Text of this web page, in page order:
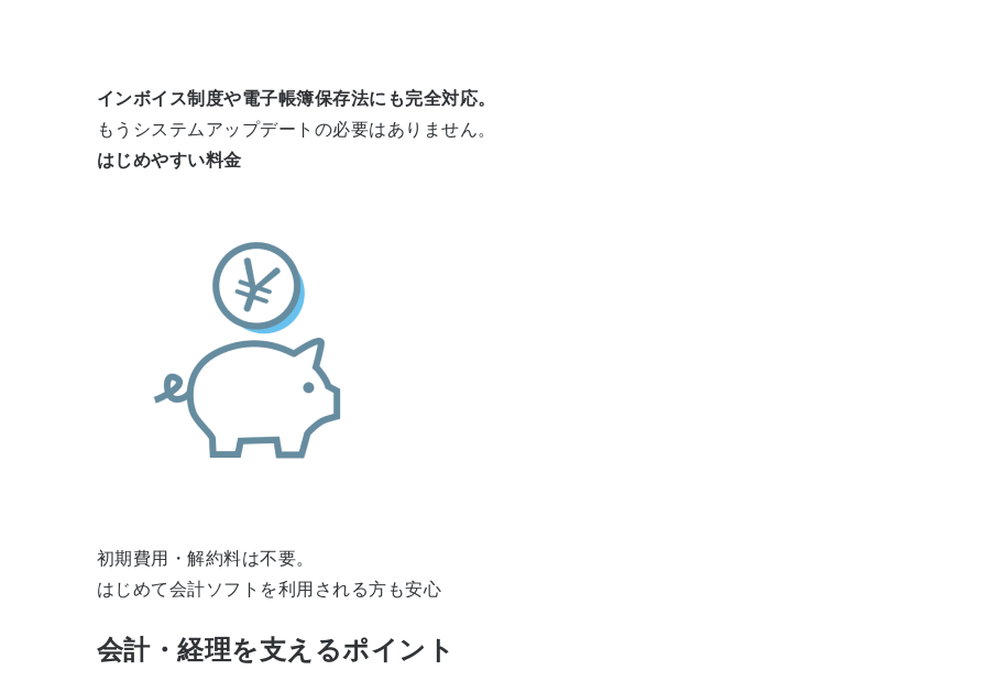
インボイス制度や電子帳簿保存法にも完全対応。
もうシステムアップデートの必要はありません。
はじめやすい料金
初期費用・解約料は不要。
はじめて会計ソフトを利用される方も安心
会計・経理を支えるポイント